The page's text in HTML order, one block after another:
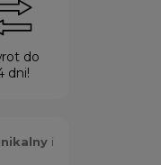
do
dni!
i